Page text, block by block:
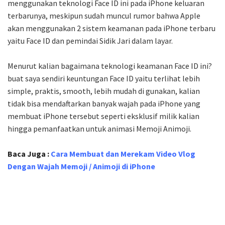
menggunakan teknologi Face ID ini pada iPhone keluaran
terbarunya, meskipun sudah muncul rumor bahwa Apple
akan menggunakan 2 sistem keamanan pada iPhone terbaru
yaitu Face ID dan pemindai Sidik Jari dalam layar.
Menurut kalian bagaimana teknologi keamanan Face ID ini?
buat saya sendiri keuntungan Face ID yaitu terlihat lebih
simple, praktis, smooth, lebih mudah di gunakan, kalian
tidak bisa mendaftarkan banyak wajah pada iPhone yang
membuat iPhone tersebut seperti eksklusif milik kalian
hingga pemanfaatkan untuk animasi Memoji Animoji.
Baca Juga : Cara Membuat dan Merekam Video Vlog
Dengan Wajah Memoji / Animoji di iPhone